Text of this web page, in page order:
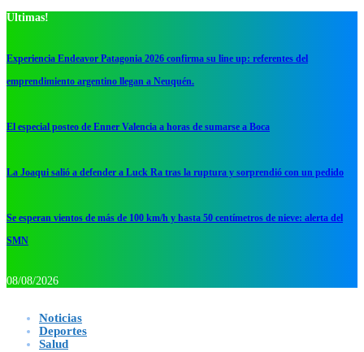
Ultimas!
Experiencia Endeavor Patagonia 2026 confirma su line up: referentes del
emprendimiento argentino llegan a Neuquén.
El especial posteo de Enner Valencia a horas de sumarse a Boca
La Joaqui salió a defender a Luck Ra tras la ruptura y sorprendió con un pedido
Se esperan vientos de más de 100 km/h y hasta 50 centímetros de nieve: alerta del
SMN
08/08/2026
Noticias
Deportes
Salud